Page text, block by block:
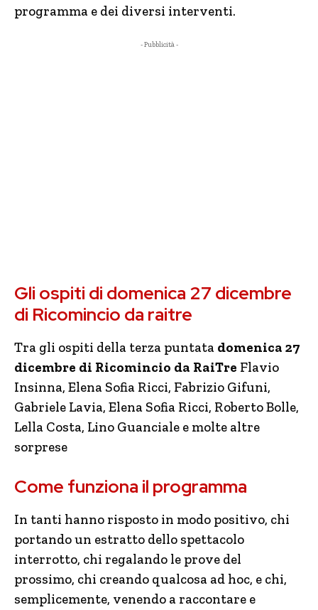
programma e dei diversi interventi.
- Pubblicità -
Gli ospiti di domenica 27 dicembre
di Ricomincio da raitre
Tra gli ospiti della terza puntata domenica 27
dicembre di Ricomincio da RaiTre Flavio
Insinna, Elena Sofia Ricci, Fabrizio Gifuni,
Gabriele Lavia, Elena Sofia Ricci, Roberto Bolle,
Lella Costa, Lino Guanciale e molte altre
sorprese
Come funziona il programma
In tanti hanno risposto in modo positivo, chi
portando un estratto dello spettacolo
interrotto, chi regalando le prove del
prossimo, chi creando qualcosa ad hoc, e chi,
semplicemente, venendo a raccontare e